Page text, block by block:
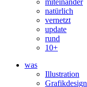
miteinander
natürlich
vernetzt
update
rund
10+
was
Illustration
Grafikdesign